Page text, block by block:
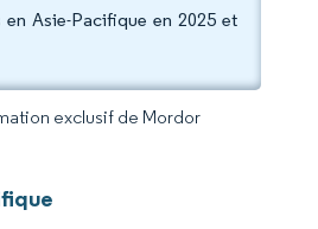
Asie-Pacifique en 2025 et
exclusif de Mordor